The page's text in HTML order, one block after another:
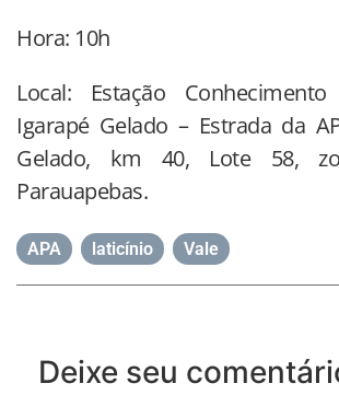
Hora: 10h
Local: Estação
Igarapé Gelado – Estrada da
Gelado, km 40, Lote 58,
Parauapebas.
APA laticínio Vale
Deixe seu